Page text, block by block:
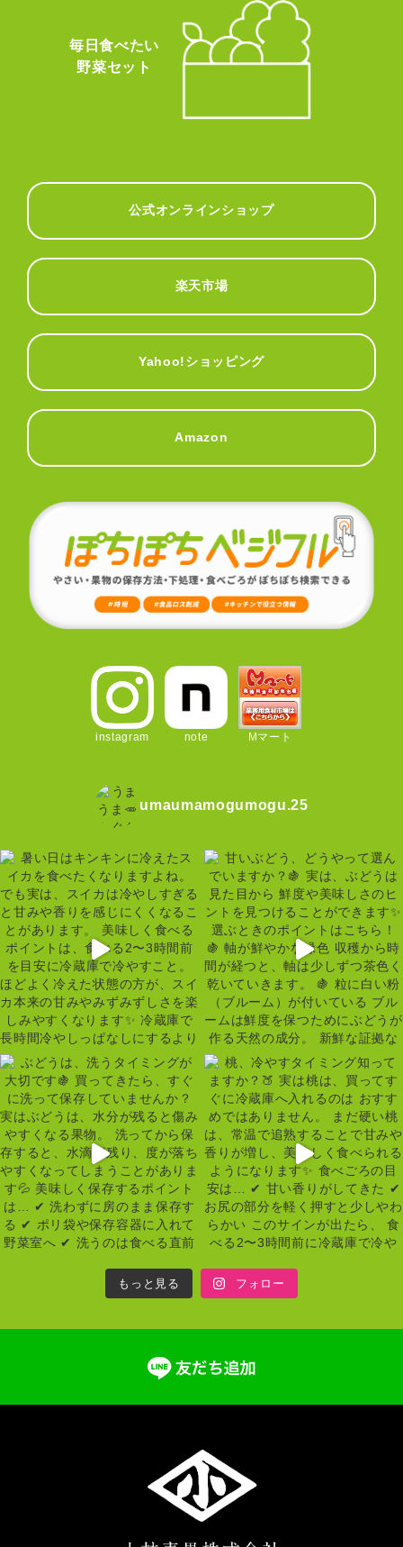
毎日食べたい
野菜セット
公式オンラインショップ
楽天市場
Yahoo!ショッピング
Amazon
instagram note Mマート
umaumamogumogu.25
もっと見る フォロー